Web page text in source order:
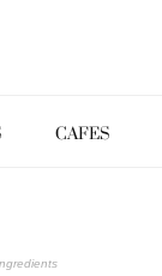
CAFES